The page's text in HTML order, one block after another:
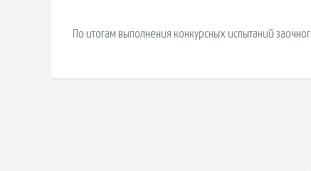
По итогам выполнения конкурсных испытаний